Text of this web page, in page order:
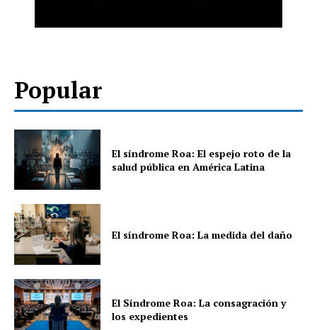
Popular
El síndrome Roa: El espejo roto de la
salud pública en América Latina
El síndrome Roa: La medida del daño
El Síndrome Roa: La consagración y
los expedientes